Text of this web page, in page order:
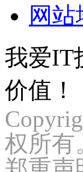
网站
我爱IT
价值！
权所有